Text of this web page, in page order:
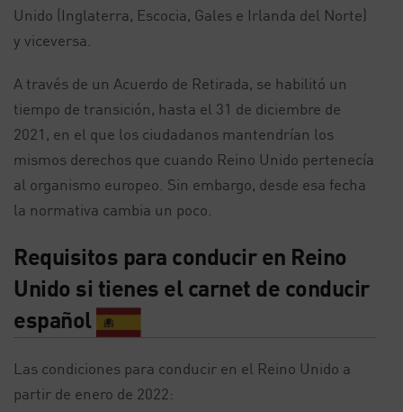
Unido (Inglaterra, Escocia, Gales e Irlanda del Norte)
y viceversa.
A través de un Acuerdo de Retirada, se habilitó un
tiempo de transición, hasta el 31 de diciembre de
2021, en el que los ciudadanos mantendrían los
mismos derechos que cuando Reino Unido pertenecía
al organismo europeo. Sin embargo, desde esa fecha
la normativa cambia un poco.
Requisitos para conducir en Reino
Unido si tienes el carnet de conducir
español
Las condiciones para conducir en el Reino Unido a
partir de enero de 2022: